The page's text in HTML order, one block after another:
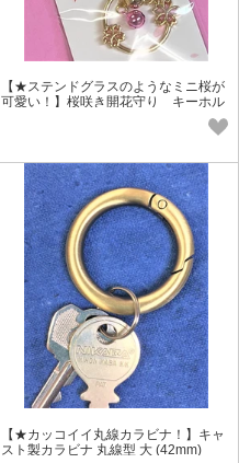
【★ステンドグラスのようなミニ桜が
可愛い！】桜咲き開花守り キーホル
【★カッコイイ丸線カラビナ！】キャ
スト製カラビナ 丸線型 大 (42mm)